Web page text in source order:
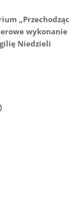
„Przechodząc
wykonanie
Niedzieli